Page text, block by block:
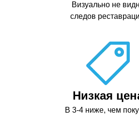
Визуально не
следов
Низкая
В 3-4 ниже, чем